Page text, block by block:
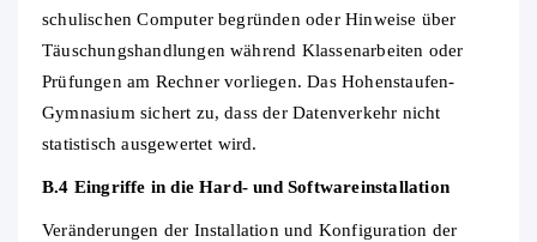
schulischen Computer begründen oder Hinweise über
Täuschungshandlungen während Klassenarbeiten oder
Prüfungen am Rechner vorliegen. Das Hohenstaufen-
Gymnasium sichert zu, dass der Datenverkehr nicht
statistisch ausgewertet wird.
B.4 Eingriffe in die Hard‐ und Softwareinstallation
Veränderungen der Installation und Konfiguration der